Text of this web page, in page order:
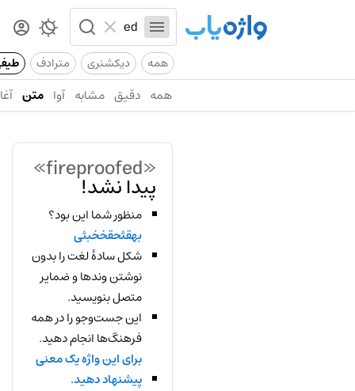
همه دیکشنری مترادف
همه دقیق مشابه آوا متن
«fireproofed»
پیدا نشد!
منظور شما این بود؟
بهقثحقخخبثی
شکل سادهٔ لغت را بدون
نوشتن وندها و ضمایر
متصل بنویسید.
این جست‌وجو را در همه
فرهنگ‌ها انجام دهید.
برای این واژه یک معنی
پیشنهاد دهید.